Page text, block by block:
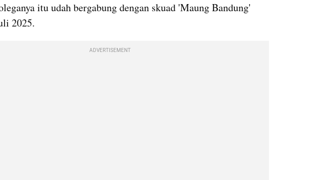
itu udah bergabung dengan skuad 'Maung Bandung'
2025.
ADVERTISEMENT